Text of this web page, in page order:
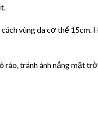
vùng da cơ thể 15cm.
tránh ánh nắng mặt